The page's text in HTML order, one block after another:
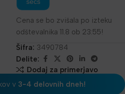
Cena se bo zvišala po izteku
odštevalnika 11.8 ob 23:55!
Šifra: 3490784
Delite:
Dodaj za primerjavo
v 3-4 delovnih dneh!